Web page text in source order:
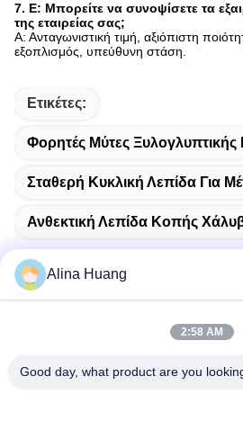
7. Ε: Μπορείτε να συνοψίσετε τα
της εταιρείας σας;
Α: Ανταγωνιστική τιμή, αξιόπιστη
εξοπλισμός, υπεύθυνη στάση.
Ετικέτες:
Φορητές Μύτες Ξυλογλυπτικής
Σταθερή Κυκλική Λεπίδα Για
Ανθεκτική Λεπίδα Κοπής
Γρήγορη επικοινωνία
Διεύθυνση
Alina Huang
2:58 AM
Good day, what product are you